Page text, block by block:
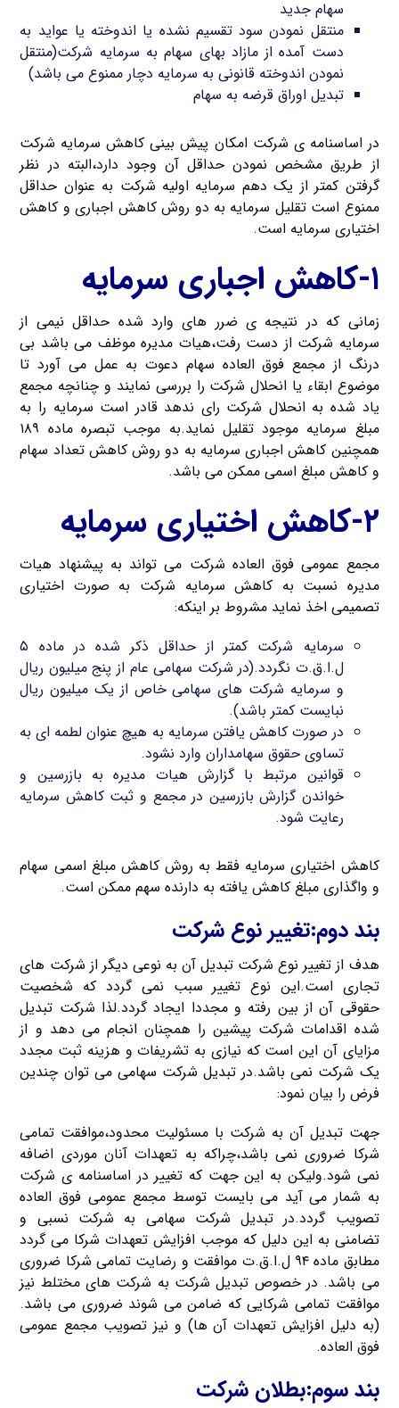
سهام جدید
منتقل نمودن سود تقسیم نشده یا اندوخته یا عواید به
دست آمده از مازاد بهای سهام به سرمایه شرکت(منتقل
نمودن اندوخته قانونی به سرمایه دچار ممنوع می باشد)
تبدیل اوراق قرضه به سهام
در اساسنامه ی شرکت امکان پیش بینی کاهش سرمایه شرکت
از طریق مشخص نمودن حداقل آن وجود دارد،البته در نظر
گرفتن کمتر از یک دهم سرمایه اولیه شرکت به عنوان حداقل
ممنوع است تقلیل سرمایه به دو روش کاهش اجباری و کاهش
اختیاری سرمایه است.
۱-کاهش اجباری سرمایه
زمانی که در نتیجه ی ضرر های وارد شده حداقل نیمی از
سرمایه شرکت از دست رفت،هیات مدیره موظف می باشد بی
درنگ از مجمع فوق العاده سهام دعوت به عمل می آورد تا
موضوع ابقاء یا انحلال شرکت را بررسی نمایند و چنانچه مجمع
یاد شده به انحلال شرکت رای ندهد قادر است سرمایه را به
مبلغ سرمایه موجود تقلیل نماید.به موجب تبصره ماده ۱۸۹
همچنین کاهش اجباری سرمایه به دو روش کاهش تعداد سهام
و کاهش مبلغ اسمی ممکن می باشد.
۲-کاهش اختیاری سرمایه
مجمع عمومی فوق العاده شرکت می تواند به پیشنهاد هیات
مدیره نسبت به کاهش سرمایه شرکت به صورت اختیاری
تصمیمی اخذ نماید مشروط بر اینکه:
سرمایه شرکت کمتر از حداقل ذکر شده در ماده ۵
ل.ا.ق.ت نگردد.(در شرکت سهامی عام از پنج میلیون ریال
و سرمایه شرکت های سهامی خاص از یک میلیون ریال
نبایست کمتر باشد).
در صورت کاهش یافتن سرمایه به هیچ عنوان لطمه ای به
تساوی حقوق سهامداران وارد نشود.
قوانین مرتبط با گزارش هیات مدیره به بازرسین و
خواندن گزارش بازرسین در مجمع و ثبت کاهش سرمایه
رعایت شود.
کاهش اختیاری سرمایه فقط به روش کاهش مبلغ اسمی سهام
و واگذاری مبلغ کاهش یافته به دارنده سهم ممکن است.
بند دوم:تغییر نوع شرکت
هدف از تغییر نوع شرکت تبدیل آن به نوعی دیگر از شرکت های
تجاری است.این نوع تغییر سبب نمی گردد که شخصیت
حقوقی آن از بین رفته و مجددا ایجاد گردد.لذا شرکت تبدیل
شده اقدامات شرکت پیشین را همچنان انجام می دهد و از
مزایای آن این است که نیازی به تشریفات و هزینه ثبت مجدد
یک شرکت نمی باشد.در تبدیل شرکت سهامی می توان چندین
فرض را بیان نمود:
جهت تبدیل آن به شرکت با مسئولیت محدود،موافقت تمامی
شرکا ضروری نمی باشد،چراکه به تعهدات آنان موردی اضافه
نمی شود.ولیکن به این جهت که تغییر در اساسنامه ی شرکت
به شمار می آید می بایست توسط مجمع عمومی فوق العاده
تصویب گردد.در تبدیل شرکت سهامی به شرکت نسبی و
تضامنی به این دلیل که موجب افزایش تعهدات شرکا می گردد
مطابق ماده ۹۴ ل.ا.ق.ت موافقت و رضایت تمامی شرکا ضروری
می باشد. در خصوص تبدیل شرکت به شرکت های مختلط نیز
موافقت تمامی شرکایی که ضامن می شوند ضروری می باشد.
(به دلیل افزایش تعهدات آن ها) و نیز تصویب مجمع عمومی
فوق العاده.
بند سوم:بطلان شرکت